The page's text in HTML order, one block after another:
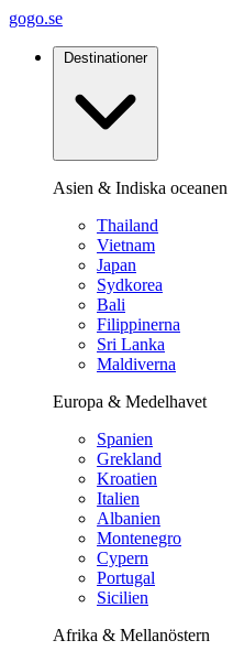
gogo.se
Destinationer
Asien & Indiska oceanen
Thailand
Vietnam
Japan
Sydkorea
Bali
Filippinerna
Sri Lanka
Maldiverna
Europa & Medelhavet
Spanien
Grekland
Kroatien
Italien
Albanien
Montenegro
Cypern
Portugal
Sicilien
Afrika & Mellanöstern